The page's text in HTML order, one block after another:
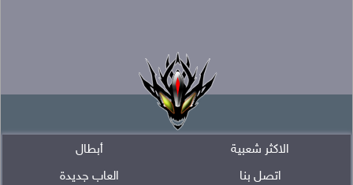
أبطال
الاكثر شعبية
العاب جديدة
اتصل بنا